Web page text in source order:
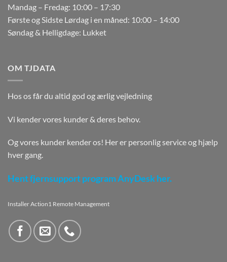
Mandag – Fredag: 10:00 – 17:30
Første og Sidste Lørdag i en måned: 10:00 – 14:00
Søndag & Helligdage: Lukket
OM TJDATA
Hos os får du altid god og ærlig vejledning
Vi kender vores kunder & deres behov.
Og vores kunder kender os! Her er personlig service og hjælp
hver gang.
Hent fjernsupport program AnyDesk her.
Installer Action1 Remote Management